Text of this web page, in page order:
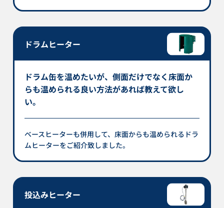
ドラムヒーター
ドラム缶を温めたいが、側面だけでなく床面か
らも温められる良い方法があれば教えて欲し
い。
ベースヒーターも併用して、床面からも温められるドラ
ムヒーターをご紹介致しました。
投込みヒーター